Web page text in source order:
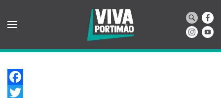
Saltar para o conteúdo principal
Facebook